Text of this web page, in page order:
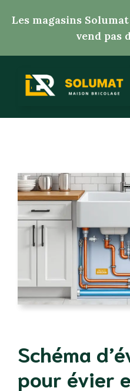
Les magasins
vend pas
Schéma
pour évier